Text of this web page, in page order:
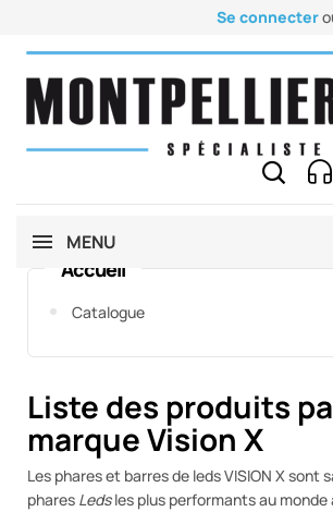
Se connecter
MENU
Accueil
Catalogue
Liste des produits
marque Vision X
Les phares et barres de leds VISION X sont
phares Ledsles plus performants au monde